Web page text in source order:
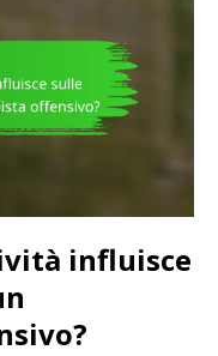
influisce